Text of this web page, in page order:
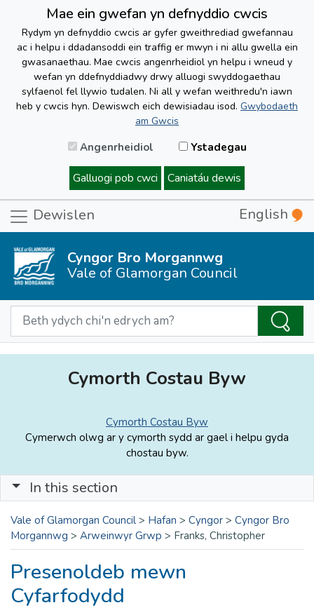
Mae ein gwefan yn defnyddio cwcis
Rydym yn defnyddio cwcis ar gyfer gweithrediad gwefannau
ac i helpu i ddadansoddi ein traffig er mwyn i ni allu gwella ein
gwasanaethau. Mae cwcis angenrheidiol yn helpu i wneud y
wefan yn ddefnyddiadwy drwy alluogi swyddogaethau
sylfaenol fel llywio tudalen. Ni all y wefan weithredu'n iawn
heb y cwcis hyn. Dewiswch eich dewisiadau isod. Gwybodaeth
am Gwcis
Angenrheidiol Ystadegau
Galluogi pob cwci Caniatáu dewis
Dewislen English
Cyngor Bro Morgannwg
Vale of Glamorgan Council
Cymorth Costau Byw
Cymorth Costau Byw
Cymerwch olwg ar y cymorth sydd ar gael i helpu gyda
chostau byw.
In this section
Vale of Glamorgan Council > Hafan > Cyngor > Cyngor Bro
Morgannwg > Arweinwyr Grwp > Franks, Christopher
Presenoldeb mewn
Cyfarfodydd